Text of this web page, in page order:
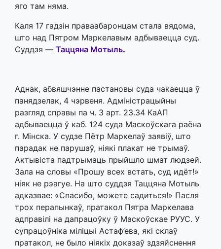
яго там няма.
Каля 17 гадзін праваабаронцам стала вядома,
што над Пятром Маркелавым адбываецца суд.
Суддзя — Таццяна Мотыль.
Аднак, абвяшчэнне пастановы суда чакаецца ў
панядзелак, 4 чэрвеня. Адміністрацыйны
разгляд справы па ч. 3 арт. 23.34 КаАП
адбываецца ў каб. 124 суда Маскоўскага раёна
г. Мінска. У судзе Пётр Маркелаў заявіў, што
парадак не парушаў, ніякі плакат не трымаў.
Актывіста падтрымаць прыйшло шмат людзей.
Зала на словы «Прошу всех встать, суд идёт!»
ніяк не рэагуе. На што суддзя Таццяна Мотыль
адказвае: «Спасибо, можете садиться!» Пасля
трох перапынкаў, пратакол Пятра Маркелава
адправілі на дапрацоўку ў Маскоўскае РУУС. У
супрацоўніка міліцыі Астаф’ева, які склаў
пратакол, не было ніякіх доказаў здзяйснення